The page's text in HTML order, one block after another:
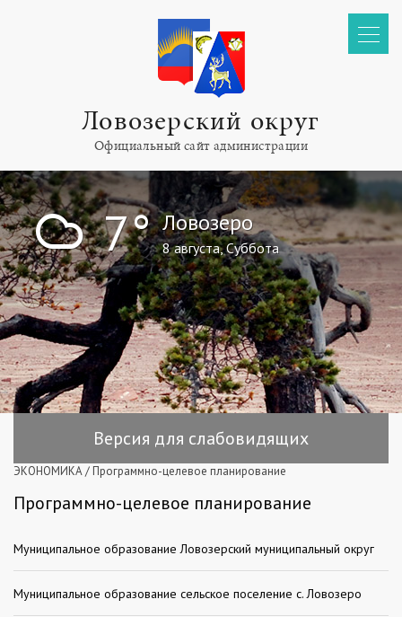
Ловозерский округ
Официальный сайт администрации
! 7° Ловозеро
8 августа, Суббота
Версия для слабовидящих
ЭКОНОМИКА/ Программно-целевое планирование
Программно-целевое планирование
Муниципальное образование Ловозерский муниципальный округ
Муниципальное образование сельское поселение с. Ловозеро